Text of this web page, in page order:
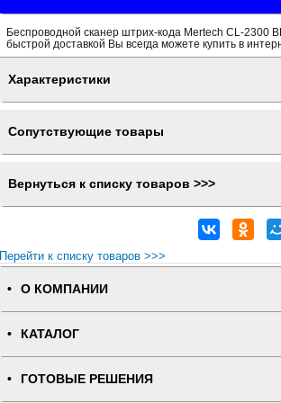
Беспроводной сканер штрих-кода Mertech CL-2300
быстрой доставкой Вы всегда можете купить в
Характеристики
Сопутствующие товары
Вернуться к списку товаров >>>
Перейти к списку товаров >>>
О КОМПАНИИ
КАТАЛОГ
ГОТОВЫЕ РЕШЕНИЯ